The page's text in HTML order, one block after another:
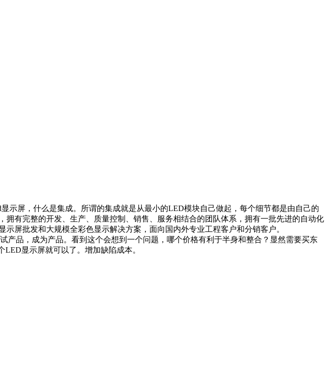
示屏，什么是集成。所谓的集成就是从最小的LED模块自己做起，每个细节都是由自己的
有完整的开发、生产、质量控制、销售、服务相结合的团队体系，拥有一批先进的自动化
屏批发和大规模全彩色显示解决方案，面向国内外专业工程客户和分销客户。
品，成为产品。看到这个会想到一个问题，哪个价格有利于半身和整合？显然需要买东
显示屏就可以了。增加缺陷成本。